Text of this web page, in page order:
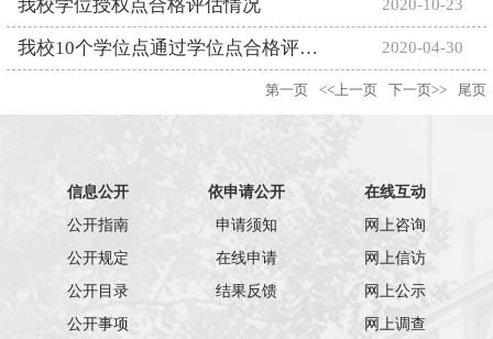
我校学位授权点合格评估情况 2020-10-23
我校10个学位点通过学位点合格评估抽评和专项评估 2020-04-30
第一页 <<上一页 下一页>> 尾页
信息公开
公开指南
公开规定
公开目录
公开事项
依申请公开
申请须知
在线申请
结果反馈
在线互动
网上咨询
网上信访
网上公示
网上调查